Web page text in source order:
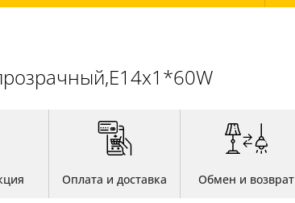
Черные
Вытянутые в длину
Оплата и доставка Обмен и возврат